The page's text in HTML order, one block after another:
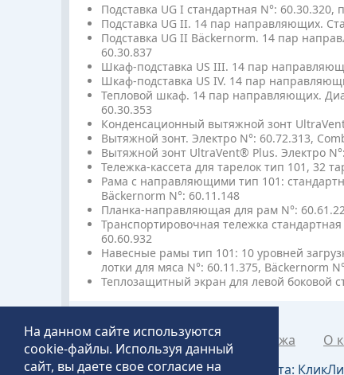
Подставка UG I стандартная N°: 60.30.320,
Подставка UG II. 14 пар направляющих.
Подставка UG II Bäckernorm. 14 пар
60.30.837
Шкаф-подставка US III. 14 пар
Шкаф-подставка US IV. 14 пар
Тепловой шкаф. 14 пар направляющих.
60.30.353
Конденсационный вытяжной зонт
Вытяжной зонт. Электро N°: 60.72.313,
Вытяжной зонт UltraVent® Plus. Электро
Тележка-кассета для тарелок тип 101, 32
Рама с направляющими тип 101:
Bäckernorm N°: 60.11.148
Планка-направляющая для рам N°:
Транспортировочная тележка
60.60.932
Навесные рамы тип 101: 10 уровней
лотки для мяса N°: 60.11.375, Bäckernorm
Теплозащитный экран для левой боковой
Каталог товаров Рапродажа О
Создание и продвижение сайта:
На данном сайте используются
cookie-файлы. Используя данный
сайт, вы даете свое согласие на